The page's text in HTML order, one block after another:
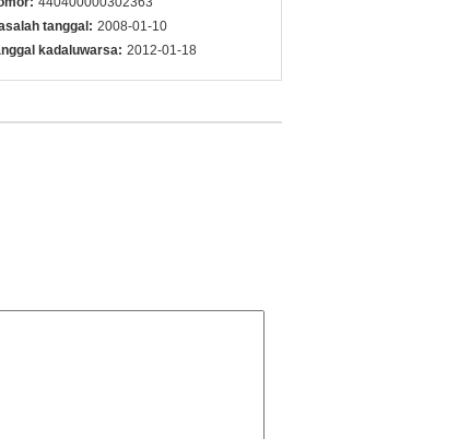
tanggal: 2008-01-10
kadaluwarsa: 2012-01-18